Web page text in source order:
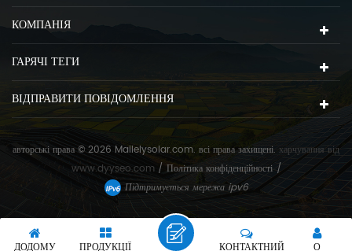
КОМПАНІЯ
ГАРЯЧІ ТЕГИ
ВІДПРАВИТИ ПОВІДОМЛЕННЯ
авторські права © 2026 Mailelysolar.com. всі права захищені. харчування від
www.dyyseo.com / Політика конфіденційності /
Підтримується мережа ipv6
ДОДОМУ ПРОДУКЦІЇ О
КОНТАКТНИЙ